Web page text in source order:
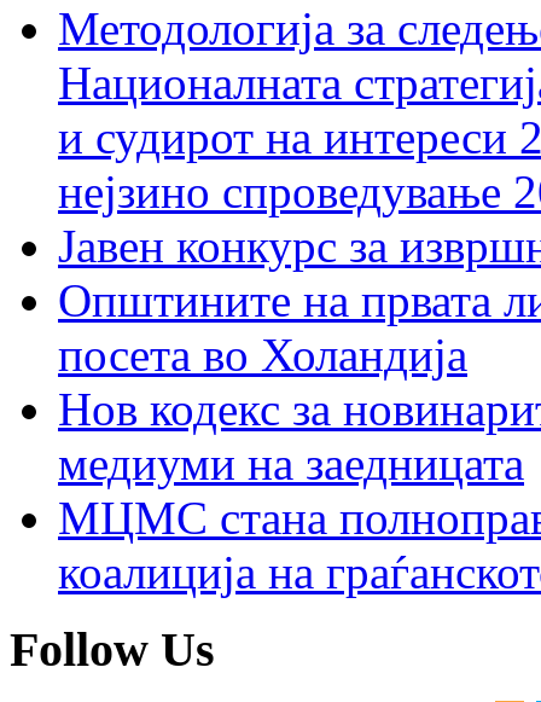
Методологија за
Националната
и судирот на интереси
нејзино спроведување
Јавен конкурс за
Општините на првата
посета во Холандија
Нов кодекс за
медиуми на заедницата
МЦМС стана
коалиција на
Follow Us